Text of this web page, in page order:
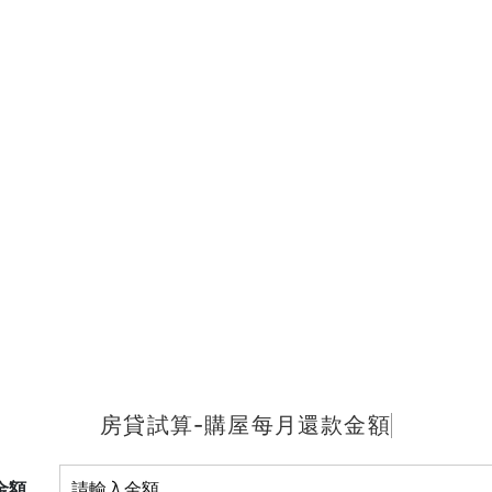
房貸試算-購屋每月還款金額